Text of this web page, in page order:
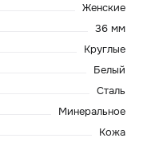
Женские
36 мм
Круглые
Белый
Сталь
Минеральное
Кожа